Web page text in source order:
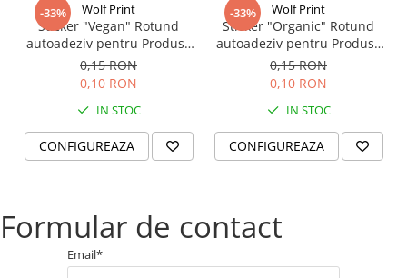
-33% Wolf Print
Sticker "Vegan" Rotund
autoadeziv pentru Produse
Bio & Naturale
0,15 RON
0,10 RON
IN STOC
CONFIGUREAZA
-33% Wolf Print
Sticker "Organic" Rotund
autoadeziv pentru Produse
Bio & Naturale
0,15 RON
0,10 RON
IN STOC
CONFIGUREAZA
Formular de contact
Email*